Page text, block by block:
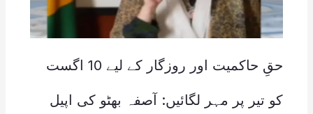
حقِ حاکمیت اور روزگار کے لیے 10 اگست
کو تیر پر مہر لگائیں: آصفہ بھٹو کی اپیل